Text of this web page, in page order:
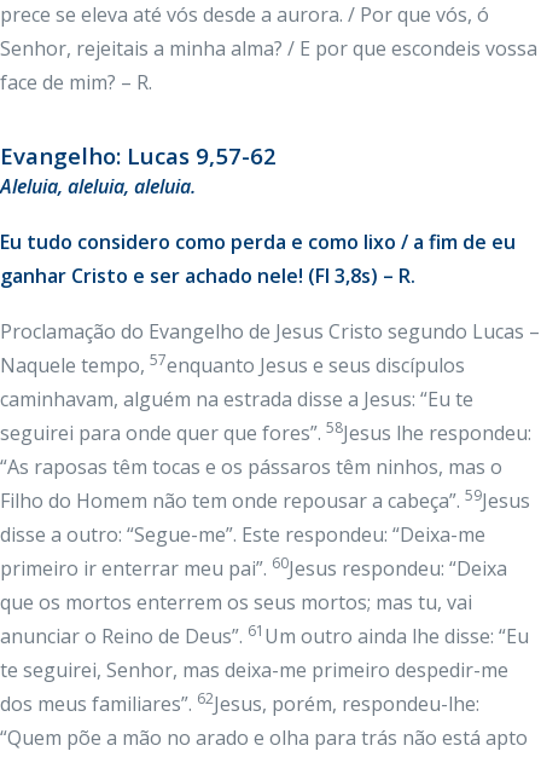
prece se eleva até vós desde a aurora. / Por que vós, ó
Senhor, rejeitais a minha alma? / E por que escondeis vossa
face de mim? – R.
Evangelho: Lucas 9,57-62
Aleluia, aleluia, aleluia.
Eu tudo considero como perda e como lixo / a fim de eu
ganhar Cristo e ser achado nele! (Fl 3,8s) – R.
Proclamação do Evangelho de Jesus Cristo segundo Lucas –
Naquele tempo, 57enquanto Jesus e seus discípulos
caminhavam, alguém na estrada disse a Jesus: “Eu te
seguirei para onde quer que fores”. 58Jesus lhe respondeu:
“As raposas têm tocas e os pássaros têm ninhos, mas o
Filho do Homem não tem onde repousar a cabeça”. 59Jesus
disse a outro: “Segue-me”. Este respondeu: “Deixa-me
primeiro ir enterrar meu pai”. 60Jesus respondeu: “Deixa
que os mortos enterrem os seus mortos; mas tu, vai
anunciar o Reino de Deus”. 61 Um outro ainda lhe disse: “Eu
te seguirei, Senhor, mas deixa-me primeiro despedir-me
dos meus familiares”. 62Jesus, porém, respondeu-lhe:
“Quem põe a mão no arado e olha para trás não está apto